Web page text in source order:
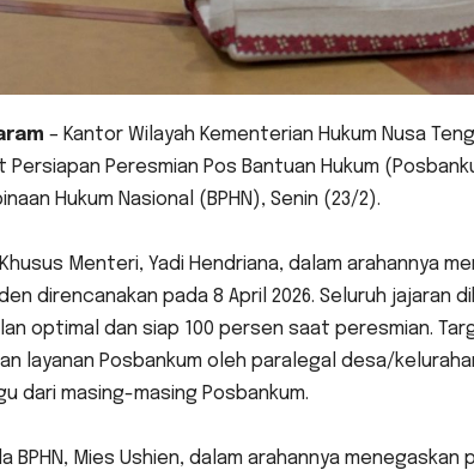
– Kantor Wilayah Kementerian Hukum Nusa
Persiapan Peresmian Pos Bantuan Hukum
Hukum Nasional (BPHN), Senin (23/2).
Menteri, Yadi Hendriana, dalam arahannya
direncanakan pada 8 April 2026. Seluruh jajaran
optimal dan siap 100 persen saat peresmian.
layanan Posbankum oleh paralegal desa/
dari masing-masing Posbankum.
BPHN, Mies Ushien, dalam arahannya